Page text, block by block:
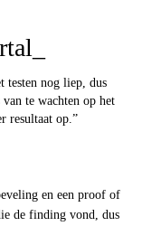
testen nog liep, dus
te wachten op het
resultaat op.”
en een proof of
de finding vond, dus